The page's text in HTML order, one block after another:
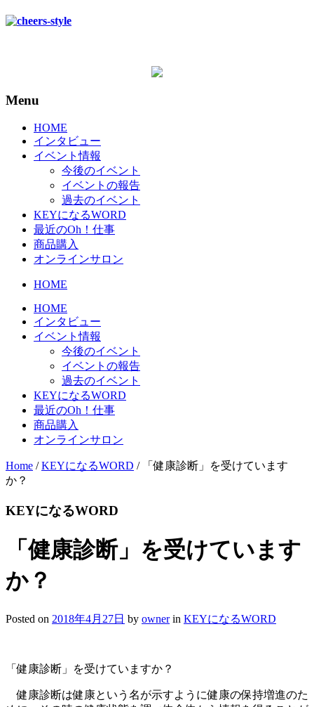
Menu
HOME
インタビュー
イベント情報
今後のイベント
イベントの報告
過去のイベント
KEYになるWORD
最近のOh！仕事
商品購入
オンラインサロン
HOME
HOME
インタビュー
イベント情報
今後のイベント
イベントの報告
過去のイベント
KEYになるWORD
最近のOh！仕事
商品購入
オンラインサロン
Home /KEYになるWORD /
「健康診断」を受けています
か？
KEYになるWORD
「健康診断」を受けています
か？
Posted on 2018年4月27日 by ownerin KEYになるWORD
「健康診断」を受けていますか？
健康診断は健康という名が示すように健康の保持増進のた